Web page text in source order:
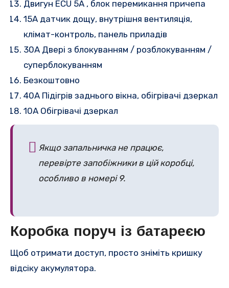
Двигун ECU 5A , блок перемикання причепа
15A датчик дощу, внутрішня вентиляція,
клімат-контроль, панель приладів
30A Двері з блокуванням / розблокуванням /
суперблокуванням
Безкоштовно
40A Підігрів заднього вікна, обігрівачі дзеркал
10A Обігрівачі дзеркал
Якщо запальничка не працює,
перевірте запобіжники в цій коробці,
особливо в номері 9.
Коробка поруч із батареєю
Щоб отримати доступ, просто зніміть кришку
відсіку акумулятора.